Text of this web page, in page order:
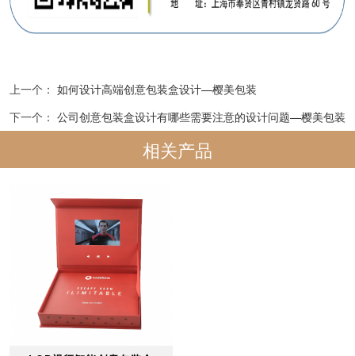
上一个： 如何设计高端创意包装盒设计—樱美包装
下一个： 公司创意包装盒设计有哪些需要注意的设计问题—樱美包装
相关产品